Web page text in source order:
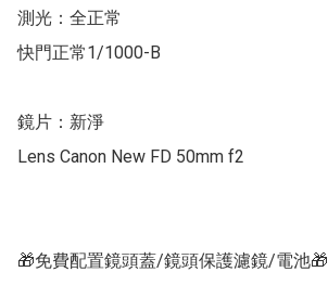
測光：全正常
快門正常1/1000-B
鏡片：新淨
Lens Canon New FD 50mm f2
🎁免費配置鏡頭蓋/鏡頭保護濾鏡/電池🎁